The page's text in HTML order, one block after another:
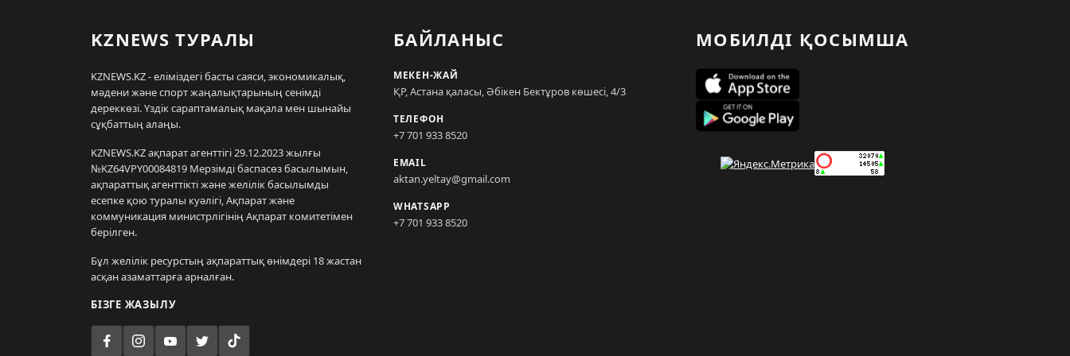
KZNEWS ТУРАЛЫ
KZNEWS.KZ - еліміздегі басты саяси, экономикалық,
мәдени және спорт жаңалықтарының сенімді
дереккөзі. Үздік сараптамалық мақала мен шынайы
сұқбаттың алаңы.
KZNEWS.KZ ақпарат агенттігі 29.12.2023 жылғы
№KZ64VPY00084819 Мерзімді баспасөз басылымын,
ақпараттық агенттікті және желілік басылымды
есепке қою туралы куәлігі, Ақпарат және
коммуникация министрлігінің Ақпарат комитетімен
берілген.
Бұл желілік ресурстың ақпараттық өнімдері 18 жастан
асқан азаматтарға арналған.
БІЗГЕ ЖАЗЫЛУ
БАЙЛАНЫС
МЕКЕН-ЖАЙ
ҚР, Астана қаласы, Әбікен Бектұров көшесі, 4/3
ТЕЛЕФОН
+7 701 933 8520
EMAIL
aktan.yeltay@gmail.com
WHATSAPP
+7 701 933 8520
МОБИЛДІ ҚОСЫМША